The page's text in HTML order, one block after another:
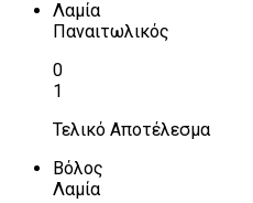
Λαμία
Παναιτωλικός
0
1
Τελικό Αποτέλεσμα
Βόλος
Λαμία